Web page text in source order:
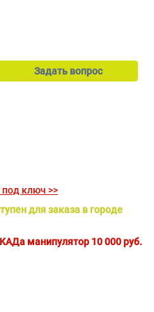
Задать вопрос
ключ >>
для заказа в городе
манипулятор 10 000руб.